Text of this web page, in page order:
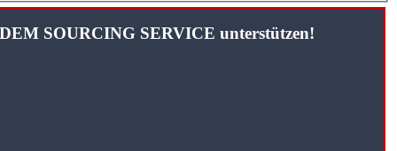
SOURCING SERVICE unterstützen!